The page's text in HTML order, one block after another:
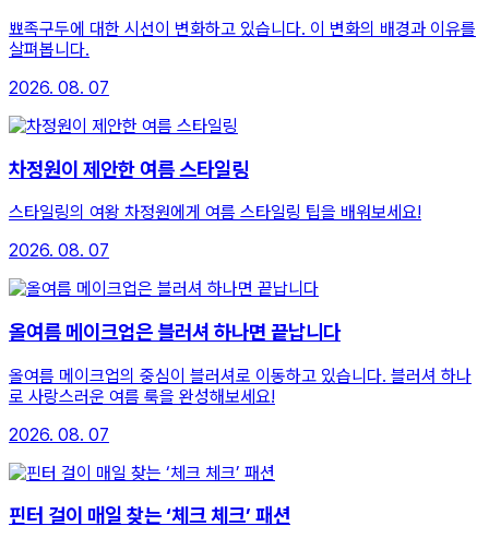
뾰족구두에 대한 시선이 변화하고 있습니다. 이 변화의 배경과 이유를
살펴봅니다.
2026. 08. 07
차정원이 제안한 여름 스타일링
스타일링의 여왕 차정원에게 여름 스타일링 팁을 배워보세요!
2026. 08. 07
올여름 메이크업은 블러셔 하나면 끝납니다
올여름 메이크업의 중심이 블러셔로 이동하고 있습니다. 블러셔 하나
로 사랑스러운 여름 룩을 완성해보세요!
2026. 08. 07
핀터 걸이 매일 찾는 ‘체크 체크’ 패션